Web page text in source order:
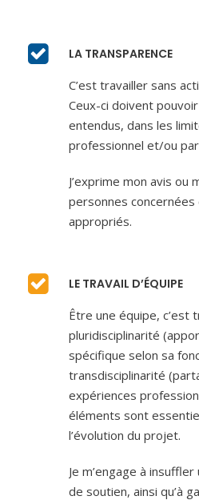
LA TRANSPARENCE
C’est travailler sans
Ceux-ci doivent
entendus, dans les
professionnel et/ou
J’exprime mon avis
personnes concernées
appropriés.
LE TRAVAIL D’ÉQUIPE
Être une équipe, c’est
pluridisciplinarité
spécifique selon sa
transdisciplinarité
expériences
éléments sont
l’évolution du projet.
Je m’engage à
de soutien, ainsi qu’à